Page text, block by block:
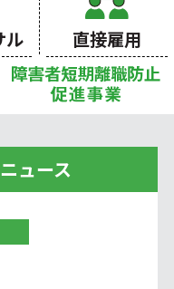
ル 直接雇用
ュース